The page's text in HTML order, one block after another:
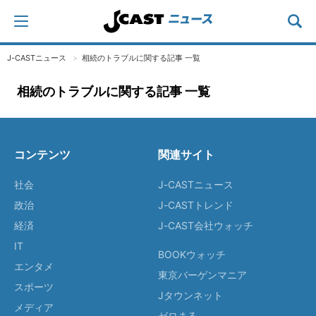
J-CASTニュース 相続のトラブルに関する記事 一覧
相続のトラブルに関する記事 一覧
コンテンツ
社会
政治
経済
IT
エンタメ
スポーツ
メディア
関連サイト
J-CASTニュース
J-CASTトレンド
J-CAST会社ウォッチ
BOOKウォッチ
東京バーゲンマニア
Jタウンネット